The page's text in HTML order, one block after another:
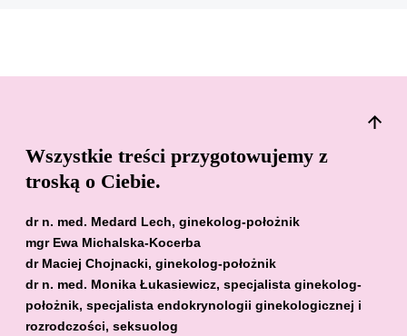
Wszystkie treści przygotowujemy z
troską o Ciebie.
dr n. med. Medard Lech, ginekolog-położnik
mgr Ewa Michalska-Kocerba
dr Maciej Chojnacki, ginekolog-położnik
dr n. med. Monika Łukasiewicz, specjalista ginekolog-
położnik, specjalista endokrynologii ginekologicznej i
rozrodczości, seksuolog